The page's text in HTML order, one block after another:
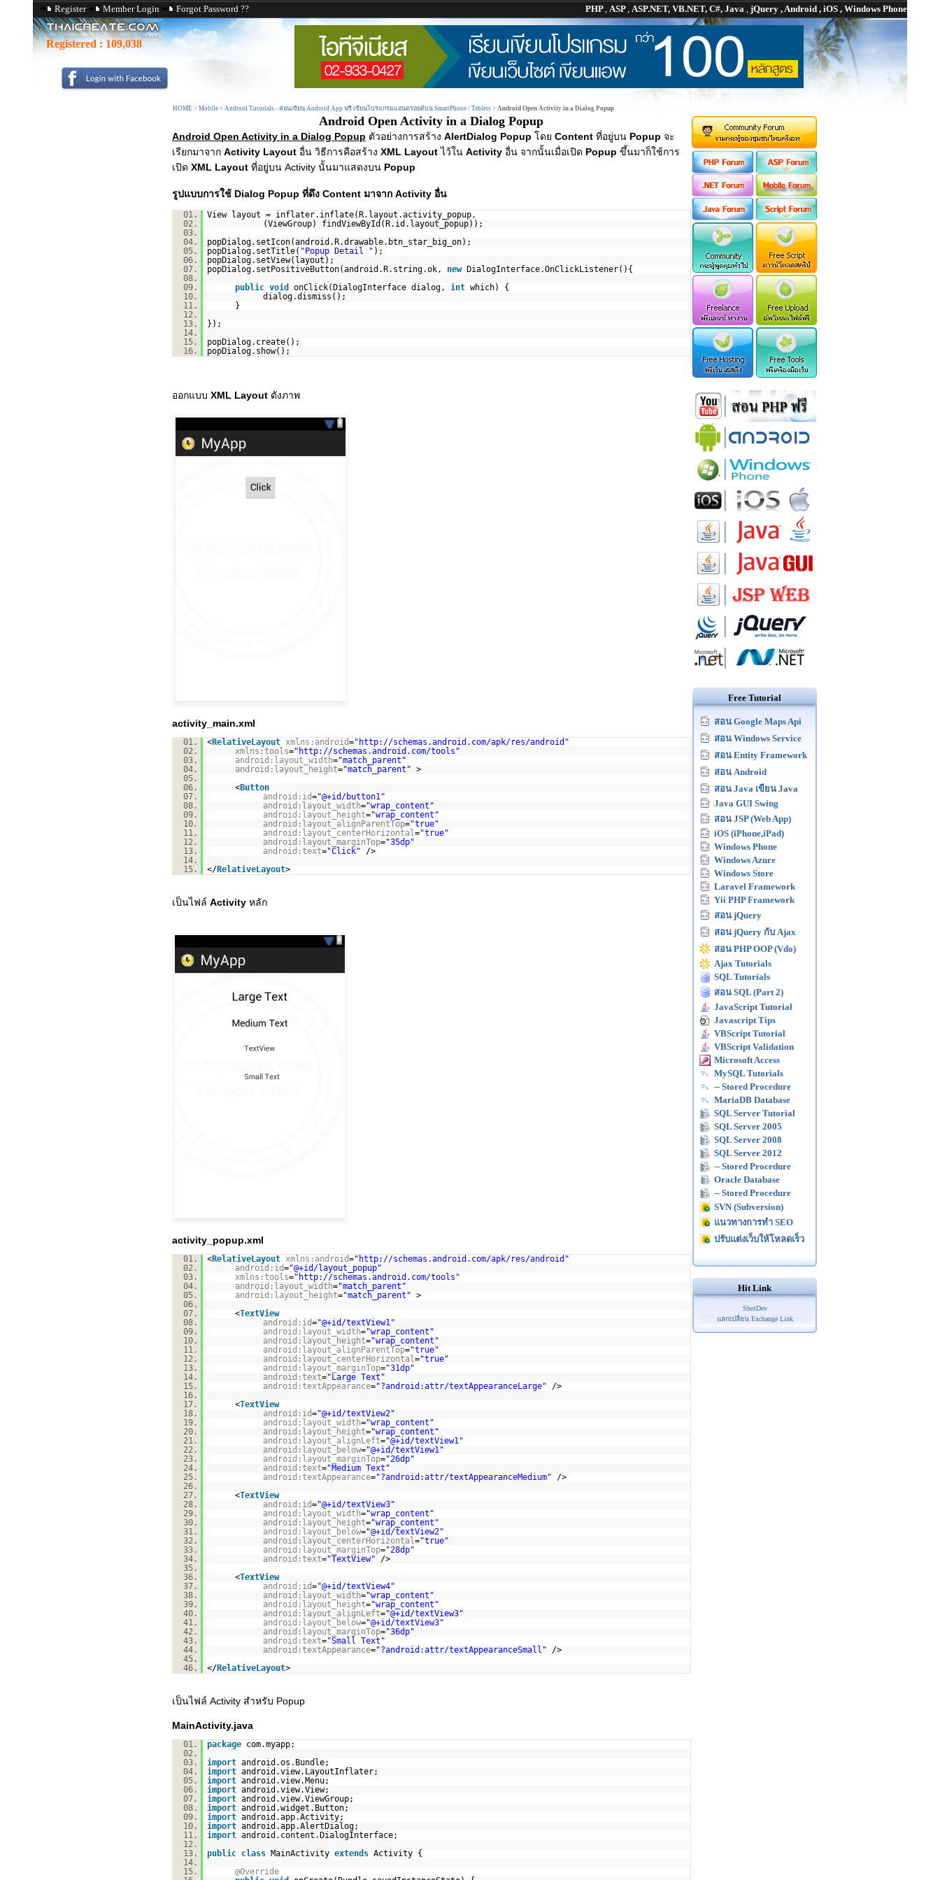
Register Member Login Forgot Password ?? PHP, ASP, ASP.NET, VB.NET, C#, Java , jQuery , Android , iOS , Windows Phone
Registered : 109,038
HOME > Mobile > Android Tutorials - สอนเขียน Android App ฟรี เขียนโปรแกรมแอนดรอยด์บน SmartPhone / Tablets > Android Open Activity in a Dialog Popup
Android Open Activity in a Dialog Popup
Android Open Activity in a Dialog Popup ตัวอย่างการสร้าง AlertDialog Popup โดย Content ที่อยู่บน Popup จะ
เรียกมาจาก Activity Layout อื่น วิธีการคือสร้าง XML Layoutไว้ใน Activity อื่น จากนั้นเมื่อเปิด Popup ขึ้นมาก็ใช้การ
เปิด XML Layout ที่อยู่บน Activity นั้นมาแสดงบน Popup
รูปแบบการใช้ Dialog Popup ที่ดึง Content มาจาก Activity อื่น
01.
View layout = inflater.inflate(R.layout.activity_popup,
02.
(ViewGroup) findViewById(R.id.layout_popup));
03.
04.
popDialog.setIcon(android.R.drawable.btn_star_big_on);
05.
popDialog.setTitle( "Popup Detail " );
06.
popDialog.setView(layout);
07.
popDialog.setPositiveButton(android.R.string.ok, new
DialogInterface.OnClickListener(){
08.
09.
public void onClick(DialogInterface dialog, int which) {
10.
dialog.dismiss();
11.
}
12.
13.
});
14.
15.
popDialog.create();
16.
popDialog.show();
ออกแบบ XML Layout ดังภาพ
activity_main.xml
01. <RelativeLayout xmlns:android=" http://schemas.android.com/apk/res/android "
02.
xmlns:tools=" http://schemas.android.com/tools "
03.
android:layout_width="match_parent"
04.
android:layout_height="match_parent" >
05.
06.
<Button
07.
android:id="@+id/button1"
08.
android:layout_width="wrap_content"
09.
android:layout_height="wrap_content"
10.
android:layout_alignParentTop="true"
11.
android:layout_centerHorizontal="true"
12.
android:layout_marginTop="35dp"
13.
android:text="Click"
/>
14.
15.
</RelativeLayout>
เป็นไฟล์ Activity หลัก
activity_popup.xml
01. <RelativeLayout xmlns:android=" http://schemas.android.com/apk/res/android "
02.
android:id="@+id/layout_popup"
03.
xmlns:tools=" http://schemas.android.com/tools "
04.
android:layout_width="match_parent"
05.
android:layout_height="match_parent" >
06.
07.
<TextView
08.
android:id="@+id/textView1"
09.
android:layout_width="wrap_content"
10.
android:layout_height="wrap_content"
11.
android:layout_alignParentTop="true"
12.
android:layout_centerHorizontal="true"
13.
android:layout_marginTop="31dp"
14.
android:text="Large Text"
15.
android:textAppearance="?android:attr/textAppearanceLarge"
/>
16.
17.
<TextView
18.
android:id="@+id/textView2"
19.
android:layout_width="wrap_content"
20.
android:layout_height="wrap_content"
21.
android:layout_alignLeft="@+id/textView1"
22.
android:layout_below="@+id/textView1"
23.
android:layout_marginTop="26dp"
24.
android:text="Medium Text"
25.
android:textAppearance="?android:attr/textAppearanceMedium"
/>
26.
27.
<TextView
28.
android:id="@+id/textView3"
29.
android:layout_width="wrap_content"
30.
android:layout_height="wrap_content"
31.
android:layout_below="@+id/textView2"
32.
android:layout_centerHorizontal="true"
33.
android:layout_marginTop="28dp"
34.
android:text="TextView"
/>
35.
36.
<TextView
37.
android:id="@+id/textView4"
38.
android:layout_width="wrap_content"
39.
android:layout_height="wrap_content"
40.
android:layout_alignLeft="@+id/textView3"
41.
android:layout_below="@+id/textView3"
42.
android:layout_marginTop="36dp"
43.
android:text="Small Text"
44.
android:textAppearance="?android:attr/textAppearanceSmall"
/>
45.
46.
</RelativeLayout>
เป็นไฟล์ Activity สำหรับ Popup
MainActivity.java
01. package
com.myapp;
02.
03.
import android.os.Bundle;
04.
import android.view.LayoutInflater;
05.
import android.view.Menu;
06.
import android.view.View;
07.
import android.view.ViewGroup;
08.
import android.widget.Button;
09.
import android.app.Activity;
10.
import android.app.AlertDialog;
11.
import android.content.DialogInterface;
12.
13.
public class MainActivity extends Activity {
14.
15.
@Override
Free Tutorial
สอน Google Maps Api
สอน Windows Service
สอน Entity Framework
สอน Android
สอน Java เขียน Java
Java GUI Swing
สอน JSP (Web App)
iOS (iPhone,iPad)
Windows Phone
Windows Azure
Windows Store
Laravel Framework
Yii PHP Framework
สอน jQuery
สอน jQuery กับ Ajax
สอน PHP OOP (Vdo)
Ajax Tutorials
SQL Tutorials
สอน SQL (Part 2)
JavaScript Tutorial
Javascript Tips
VBScript Tutorial
VBScript Validation
Microsoft Access
MySQL Tutorials
-- Stored Procedure
MariaDB Database
SQL Server Tutorial
SQL Server 2005
SQL Server 2008
SQL Server 2012
-- Stored Procedure
Oracle Database
-- Stored Procedure
SVN (Subversion)
แนวทางการทำ SEO
ปรับแต่งเว็บให้โหลดเร็ว
Hit Link
ShotDev
แลกเปลี่ยน Exchange Link